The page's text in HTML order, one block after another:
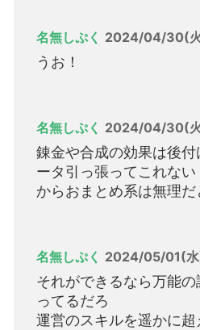
名無しぷく 2024/04/30(
うお！
名無しぷく 2024/04/30(
錬金や合成の効果は後
ータ引っ張ってこれない
からおまとめ系は無理
名無しぷく 2024/05/01(
それができるなら万能
ってるだろ
運営のスキルを遥かに